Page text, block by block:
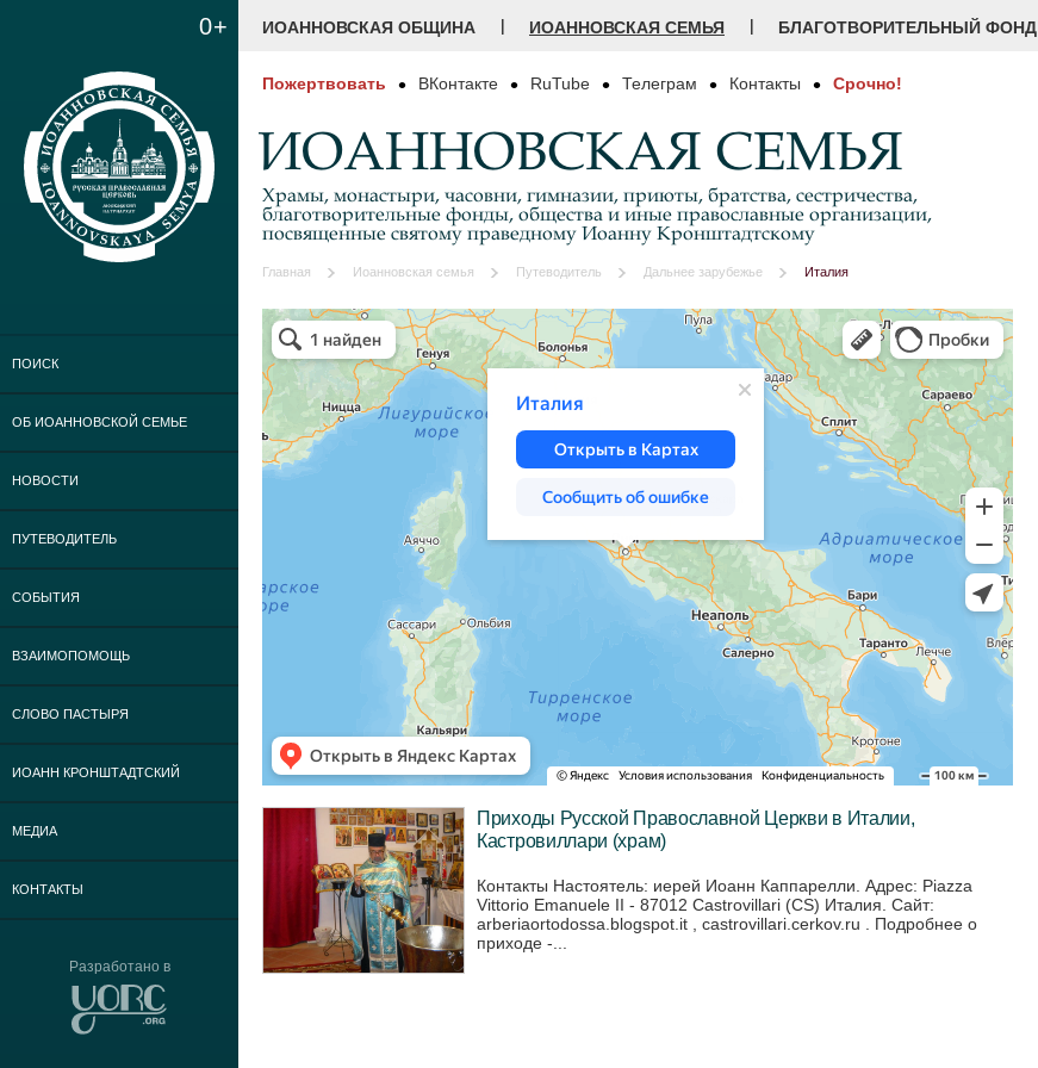
0+
ПОИСК
ОБ ИОАННОВСКОЙ СЕМЬЕ
НОВОСТИ
ПУТЕВОДИТЕЛЬ
СОБЫТИЯ
ВЗАИМОПОМОЩЬ
СЛОВО ПАСТЫРЯ
ИОАНН КРОНШТАДТСКИЙ
МЕДИА
КОНТАКТЫ
Разработано в
ИОАННОВСКАЯ ОБЩИНА | ИОАННОВСКАЯ СЕМЬЯ | БЛАГОТВОРИТЕЛЬНЫЙ ФОНД
Пожертвовать ВКонтакте RuTube Телеграм Контакты Срочно!
ИОАННОВСКАЯ СЕМЬЯ
Храмы, монастыри, часовни, гимназии, приюты, братства, сестричества,
благотворительные фонды, общества и иные православные организации,
посвященные святому праведному Иоанну Кронштадтскому
Главная Иоанновская семья Путеводитель Дальнее зарубежье Италия
Приходы Русской Православной Церкви в Италии,
Кастровиллари (храм)
Контакты Настоятель: иерей Иоанн Каппарелли. Адрес: Piazza
Vittorio Emanuele II - 87012 Castrovillari (CS) Италия. Сайт:
arberiaortodossa.blogspot.it , castrovillari.cerkov.ru . Подробнее о
приходе -...